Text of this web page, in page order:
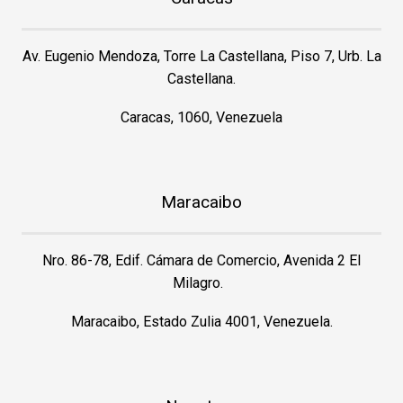
Av. Eugenio Mendoza, Torre La Castellana, Piso 7, Urb. La
Castellana.
Caracas, 1060, Venezuela
Maracaibo
Nro. 86-78, Edif. Cámara de Comercio, Avenida 2 El
Milagro.
Maracaibo, Estado Zulia 4001, Venezuela.